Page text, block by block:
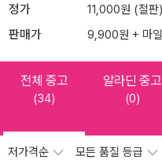
정가 11,000원 (절판)
판매가 9,900원 + 마
전체 중고
(34)
알라딘 중고
(0)
저가격순 모든 품질 등급